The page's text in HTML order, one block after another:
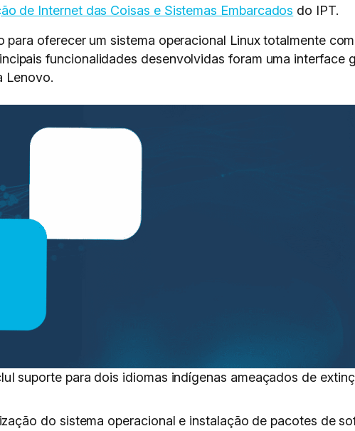
de Internet das Coisas e Sistemas Embarcados do IPT.
oferecer um sistema operacional Linux totalmente
funcionalidades desenvolvidas foram uma interface
Lenovo.
suporte para dois idiomas indígenas ameaçados de
do sistema operacional e instalação de pacotes de